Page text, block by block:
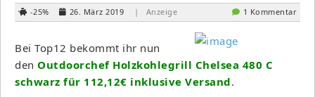
-25% 26. März 2019 | Anzeige 1 Kommentar
Bei Top12 bekommt ihr nun
den Outdoorchef Holzkohlegrill Chelsea 480 C
schwarz für 112,12€ inklusive Versand.